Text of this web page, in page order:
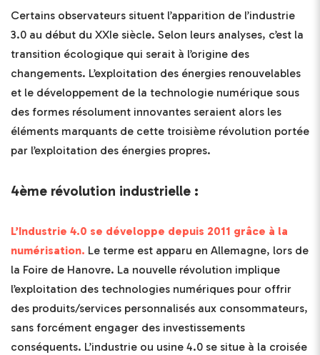
Certains observateurs situent l’apparition de l’industrie
3.0 au début du XXIe siècle. Selon leurs analyses, c’est la
transition écologique qui serait à l’origine des
changements. L’exploitation des énergies renouvelables
et le développement de la technologie numérique sous
des formes résolument innovantes seraient alors les
éléments marquants de cette troisième révolution portée
par l’exploitation des énergies propres.
4ème révolution industrielle :
L’Industrie 4.0 se développe depuis 2011 grâce à la
numérisation. Le terme est apparu en Allemagne, lors de
la Foire de Hanovre. La nouvelle révolution implique
l’exploitation des technologies numériques pour offrir
des produits/services personnalisés aux consommateurs,
sans forcément engager des investissements
conséquents. L’industrie ou usine 4.0 se situe à la croisée